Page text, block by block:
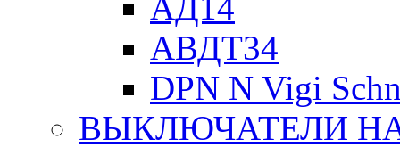
АВДТ34
DPN N Vigi
ВЫКЛЮЧАТЕЛИ